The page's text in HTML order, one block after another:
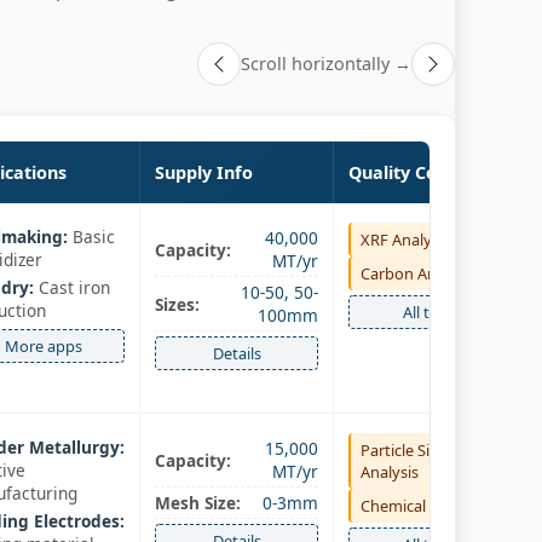
Scroll horizontally →
Supply Info Quality Control
Basic
Cast iron
More apps
Capacity:
40,000
MT/yr
Sizes:
10-50, 50-
100mm
Details
XRF Analysis
Carbon Analysis
All tests
Metallurgy:
Electrodes:
Capacity:
15,000
MT/yr
Mesh Size:
0-3mm
Particle Size
Analysis
Chemical Analysis